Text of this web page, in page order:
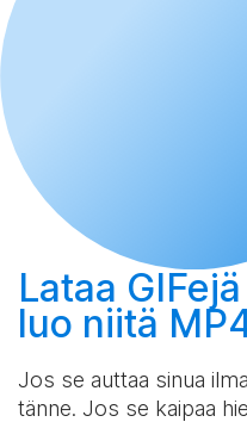
Lataa
luo niitä
Jos se auttaa sinua
tänne. Jos se kaipaa